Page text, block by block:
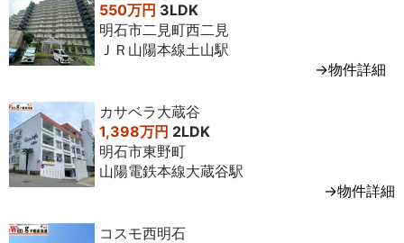
2019年
10月
3LDK
67
㎡
階
専任媒介
2018年
11月
1LDK
55
㎡
13
階
2016年
10月
3LDK
74
13
3,000万
2016年7
3LDK
67
550万円 3LDK
明石市二見町西二見
ＪＲ山陽本線土山駅
→物件詳細
カサベラ大蔵谷
1,398万円 2LDK
明石市東野町
山陽電鉄本線大蔵谷駅
→物件詳細
コスモ西明石